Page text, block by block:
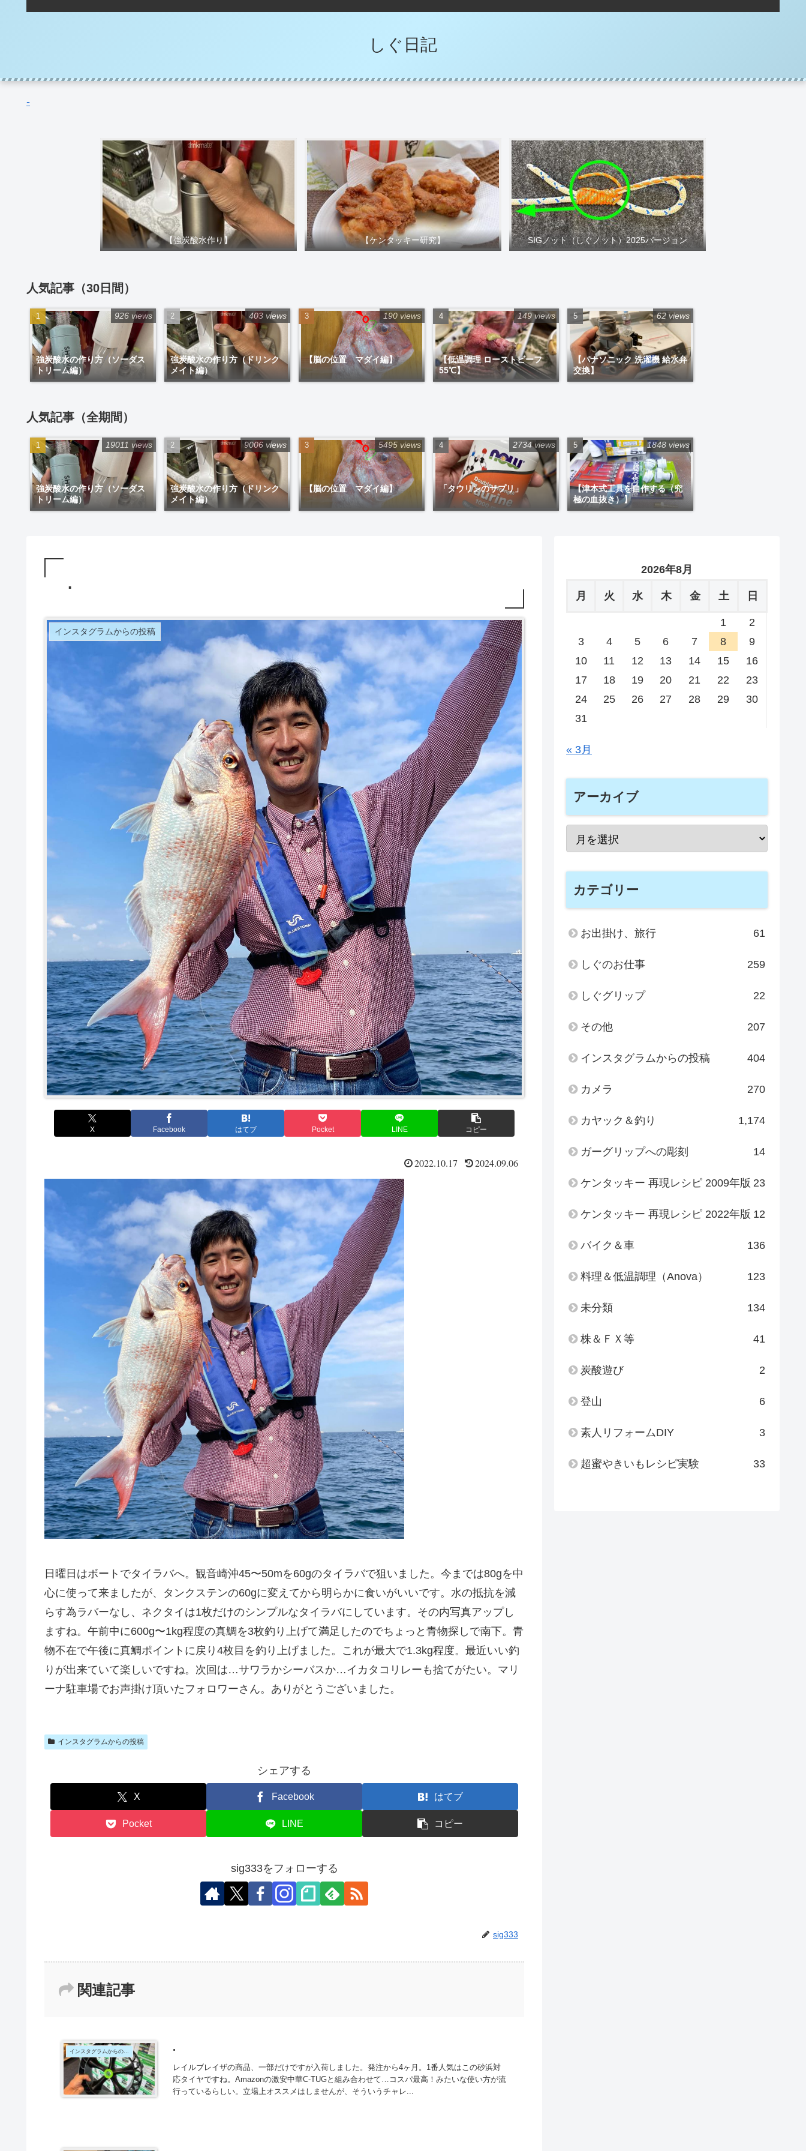
しぐ日記
-
【強炭酸水作り】 【ケンタッキー研究】 SIGノット（しぐノット）2025バージョン
人気記事（30日間）
強炭酸水の作り方（ソーダス
トリーム編）
926 views
強炭酸水の作り方（ドリンク
メイト編）
403 views
【脳の位置 マダイ編】
190 views
【低温調理 ローストビーフ
55℃】
149 views
【パナソニック 洗濯機 給水弁
交換】
62 views
人気記事（全期間）
強炭酸水の作り方（ソーダス
トリーム編）
19011 views
強炭酸水の作り方（ドリンク
メイト編）
9006 views
【脳の位置 マダイ編】
5495 views
「タウリンのサプリ」
2734 views
【津本式工具を自作する（究
極の血抜き）】
1848 views
.
インスタグラムからの投稿
X Facebook はてブ Pocket LINE コピー
2022.10.17 2024.09.06
日曜日はボートでタイラバへ。観音崎沖45〜50mを60gのタイラバで狙いました。今までは80gを中
心に使って来ましたが、タンクステンの60gに変えてから明らかに食いがいいです。水の抵抗を減
らす為ラバーなし、ネクタイは1枚だけのシンプルなタイラバにしています。その内写真アップし
ますね。午前中に600g〜1kg程度の真鯛を3枚釣り上げて満足したのでちょっと青物探しで南下。青
物不在で午後に真鯛ポイントに戻り4枚目を釣り上げました。これが最大で1.3kg程度。最近いい釣
りが出来ていて楽しいですね。次回は…サワラかシーバスか…イカタコリレーも捨てがたい。マリ
ーナ駐車場でお声掛け頂いたフォロワーさん。ありがとうございました。
インスタグラムからの投稿
シェアする
X Facebook はてブ
Pocket LINE コピー
sig333をフォローする
sig333
関連記事
インスタグラムからの投稿 .
レイルブレイザの商品、一部だけですが入荷しました。発注から4ヶ月。1番人気はこの砂浜対
応タイヤですね。Amazonの激安中華C-TUGと組み合わせて…コスパ最高！みたいな使い方が流
行っているらしい。立場上オススメはしませんが、そういうチャレ...
2026年8月
月 火 水 木 金 土 日
1
2
3
4 5 6 7 8
9
10
11 12 13 14 15
16
17
18 19 20 21 22
23
24
25 26 27 28 29
30
31
« 3月
アーカイブ
カテゴリー
お出掛け、旅行 61
しぐのお仕事 259
しぐグリップ 22
その他 207
インスタグラムからの投稿 404
カメラ 270
カヤック＆釣り 1,174
ガーグリップへの彫刻 14
ケンタッキー 再現レシピ 2009年版 23
ケンタッキー 再現レシピ 2022年版 12
バイク＆車 136
料理＆低温調理（Anova） 123
未分類 134
株＆ＦＸ等 41
炭酸遊び 2
登山 6
素人リフォームDIY 3
超蜜やきいもレシピ実験 33